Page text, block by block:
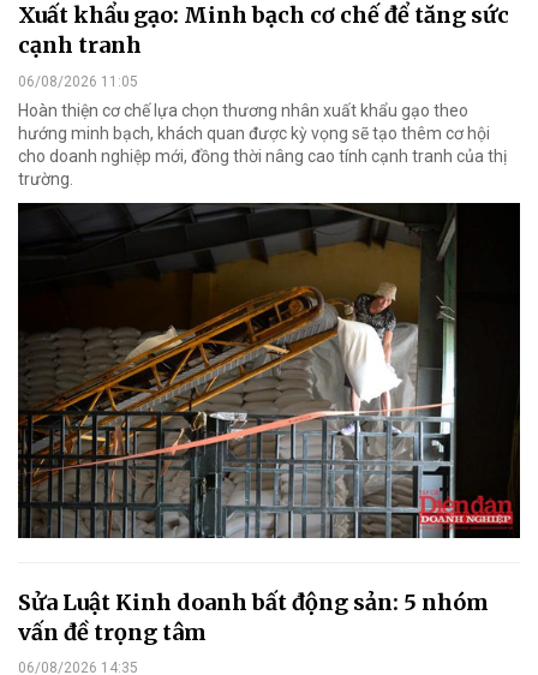
Xuất khẩu gạo: Minh bạch cơ chế để tăng sức
cạnh tranh
06/08/2026 11:05
Hoàn thiện cơ chế lựa chọn thương nhân xuất khẩu gạo theo
hướng minh bạch, khách quan được kỳ vọng sẽ tạo thêm cơ hội
cho doanh nghiệp mới, đồng thời nâng cao tính cạnh tranh của thị
trường.
Sửa Luật Kinh doanh bất động sản: 5 nhóm
vấn đề trọng tâm
06/08/2026 14:35